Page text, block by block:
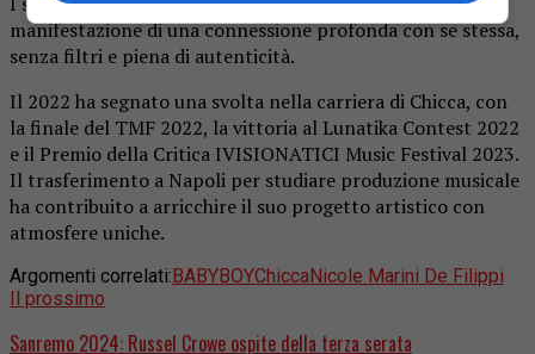
manifestazione di una connessione profonda con se stessa,
senza filtri e piena di autenticità.
Il 2022 ha segnato una svolta nella carriera di Chicca, con
la finale del TMF 2022, la vittoria al Lunatika Contest 2022
e il Premio della Critica IVISIONATICI Music Festival 2023.
Il trasferimento a Napoli per studiare produzione musicale
ha contribuito a arricchire il suo progetto artistico con
atmosfere uniche.
Argomenti correlati:BABYBOYChiccaNicole Marini De Filippi
Il prossimo
Sanremo 2024: Russel Crowe ospite della terza serata